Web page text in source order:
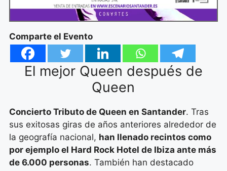
Comparte el Evento
El mejor Queen después de
Queen
Concierto Tributo de Queen en Santander. Tras
sus exitosas giras de años anteriores alrededor de
la geografía nacional, han llenado recintos como
por ejemplo el Hard Rock Hotel de Ibiza ante más
de 6.000 personas. También han destacado